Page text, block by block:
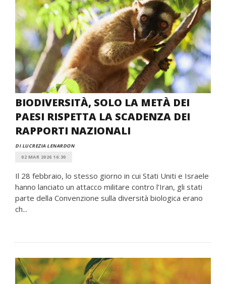
BIODIVERSITÀ, SOLO LA METÀ DEI
PAESI RISPETTA LA SCADENZA DEI
RAPPORTI NAZIONALI
DI LUCREZIA LENARDON
02 MAR 2026 16:30
Il 28 febbraio, lo stesso giorno in cui Stati Uniti e Israele
hanno lanciato un attacco militare contro l’Iran, gli stati
parte della Convenzione sulla diversità biologica erano
ch...